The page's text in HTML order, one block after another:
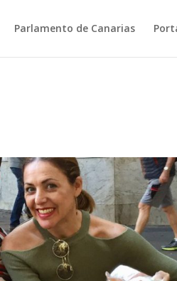
Parlamento de Canarias